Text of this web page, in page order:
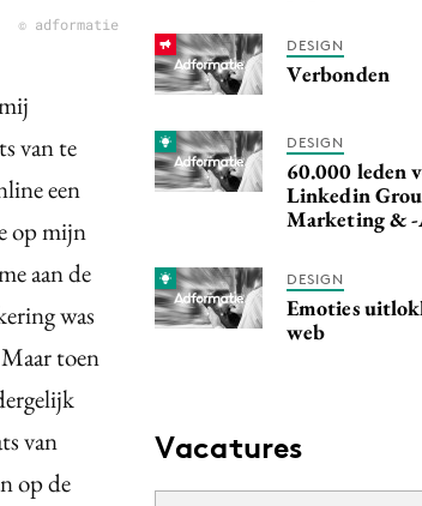
© adformatie
van te
een
op mijn
aan de
was
toen
van
op de
DESIGN
Verbonden
DESIGN
60.000 leden
Linkedin
Marketing &
DESIGN
Emoties
web
Vacatures